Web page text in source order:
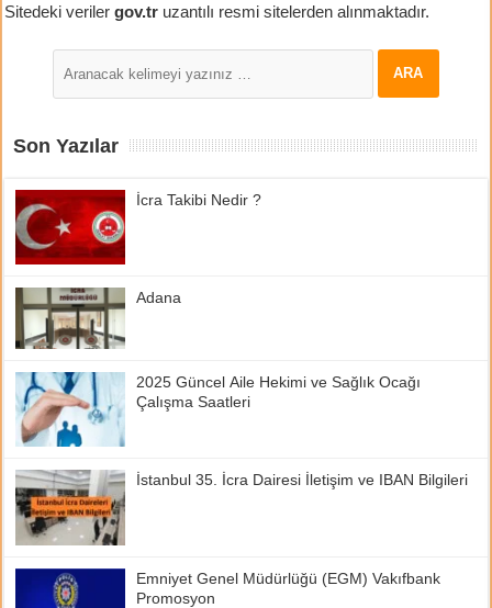
Sitedeki verilergov.tr uzantılı resmi sitelerden alınmaktadır.
Son Yazılar
İcra Takibi Nedir ?
Adana
2025 Güncel Aile Hekimi ve Sağlık Ocağı
Çalışma Saatleri
İstanbul 35. İcra Dairesi İletişim ve IBAN Bilgileri
Emniyet Genel Müdürlüğü (EGM) Vakıfbank
Promosyon